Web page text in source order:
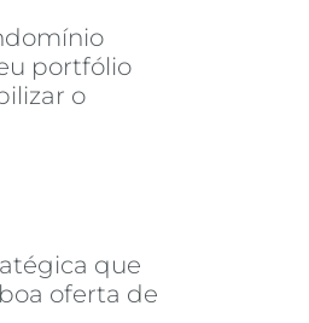
portfólio
o
que
oferta de